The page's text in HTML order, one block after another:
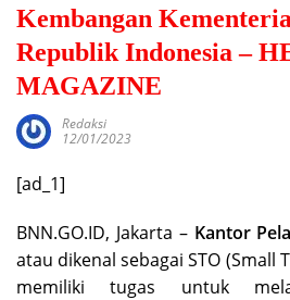
Kembangan
Republik Indonesia –
MAGAZINE
Redaksi
12/01/2023
[ad_1]
BNN.GO.ID, Jakarta – Kantor
atau dikenal sebagai STO (Small
memiliki tugas untuk